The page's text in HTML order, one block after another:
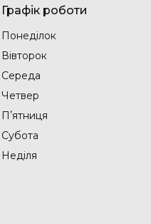
Графік роботи
Понеділок
Вівторок
Середа
Четвер
Пʼятниця
Субота
Неділя